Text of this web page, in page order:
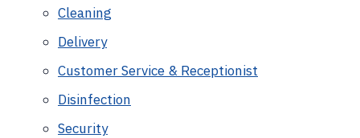
Cleaning
Delivery
Customer Service & Receptionist
Disinfection
Security